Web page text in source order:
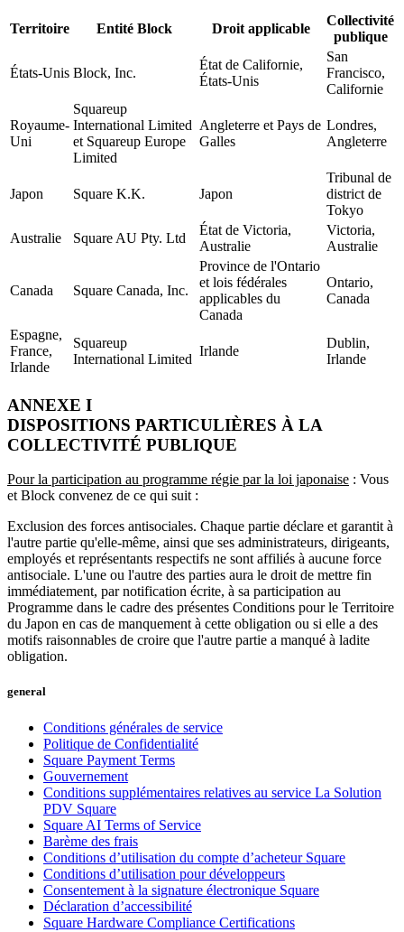
Territoire Entité Block Droit applicable
Collectivité
publique
États-Unis Block, Inc.
État de Californie,
États-Unis
San
Francisco,
Californie
Royaume-
Uni
Squareup
International Limited
et Squareup Europe
Limited
Angleterre et Pays de
Galles
Londres,
Angleterre
Japon Square K.K. Japon
Tribunal de
district de
Tokyo
Australie
Square AU Pty. Ltd
État de Victoria,
Australie
Victoria,
Australie
Canada Square Canada, Inc.
Province de l'Ontario
et lois fédérales
applicables du
Canada
Ontario,
Canada
Espagne,
France,
Irlande
Squareup
International Limited
Irlande
Dublin,
Irlande
ANNEXE I
DISPOSITIONS PARTICULIÈRES À LA
COLLECTIVITÉ PUBLIQUE
Pour la participation au programme régie par la loi japonaise : Vous
et Block convenez de ce qui suit :
Exclusion des forces antisociales. Chaque partie déclare et garantit à
l'autre partie qu'elle-même, ainsi que ses administrateurs, dirigeants,
employés et représentants respectifs ne sont affiliés à aucune force
antisociale. L'une ou l'autre des parties aura le droit de mettre fin
immédiatement, par notification écrite, à sa participation au
Programme dans le cadre des présentes Conditions pour le Territoire
du Japon en cas de manquement à cette obligation ou si elle a des
motifs raisonnables de croire que l'autre partie a manqué à ladite
obligation.
general
Conditions générales de service
Politique de Confidentialité
Square Payment Terms
Gouvernement
Conditions supplémentaires relatives au service La Solution
PDV Square
Square AI Terms of Service
Barème des frais
Conditions d’utilisation du compte d’acheteur Square
Conditions d’utilisation pour développeurs
Consentement à la signature électronique Square
Déclaration d’accessibilité
Square Hardware Compliance Certifications